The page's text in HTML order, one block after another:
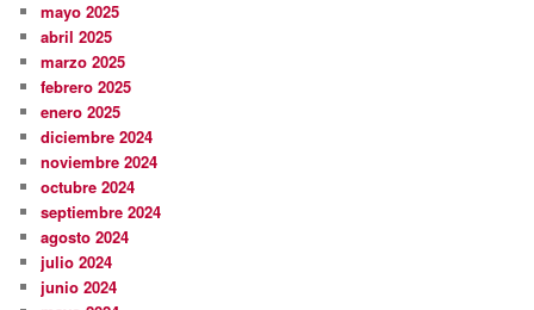
mayo 2025
abril 2025
marzo 2025
febrero 2025
enero 2025
diciembre 2024
noviembre 2024
octubre 2024
septiembre 2024
agosto 2024
julio 2024
junio 2024